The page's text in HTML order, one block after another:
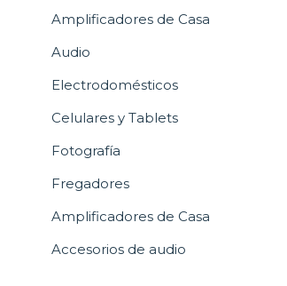
Amplificadores de Casa
Audio
Electrodomésticos
Celulares y Tablets
Fotografía
Fregadores
Amplificadores de Casa
Accesorios de audio